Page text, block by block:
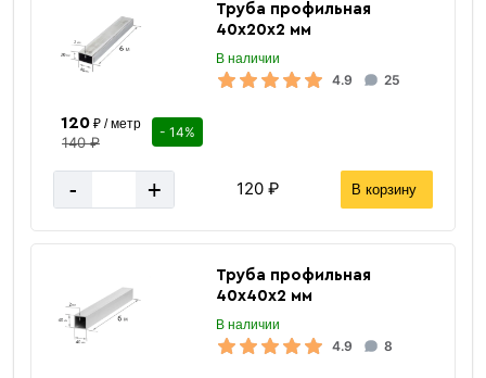
Труба профильная
40х20х2 мм
В наличии
4.9 25
120₽ / метр
140 ₽
- 14%
- + 120 ₽ В корзину
Труба профильная
40х40х2 мм
В наличии
4.9 8